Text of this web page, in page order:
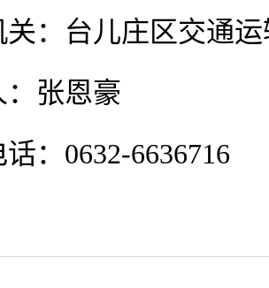
关：台儿庄区交通
：张恩豪
：0632-6636716